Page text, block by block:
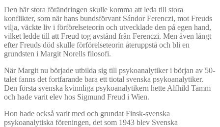
Den här stora förändringen skulle komma att leda till stora
konflikter, som när hans bundsförvant Sándor Ferenczi, mot Freuds
vilja, väckte liv i förförelseteorin och utvecklade den på egen hand,
vilket ledde till att Freud tog avstånd från Ferenczi. Men även långt
efter Freuds död skulle förförelseteorin återuppstå och bli en
grundsten i Margit Norells filosofi.
När Margit nu började utbilda sig till psykoanalytiker i början av 50-
talet fanns det fortfarande bara ett tiotal svenska psykoanalytiker.
Den första svenska kvinnliga psykoanalytikern hette Alfhild Tamm
och hade varit elev hos Sigmund Freud i Wien.
Hon hade också varit med och grundat Finsk-svenska
psykoanalytiska föreningen, det som 1943 blev Svenska